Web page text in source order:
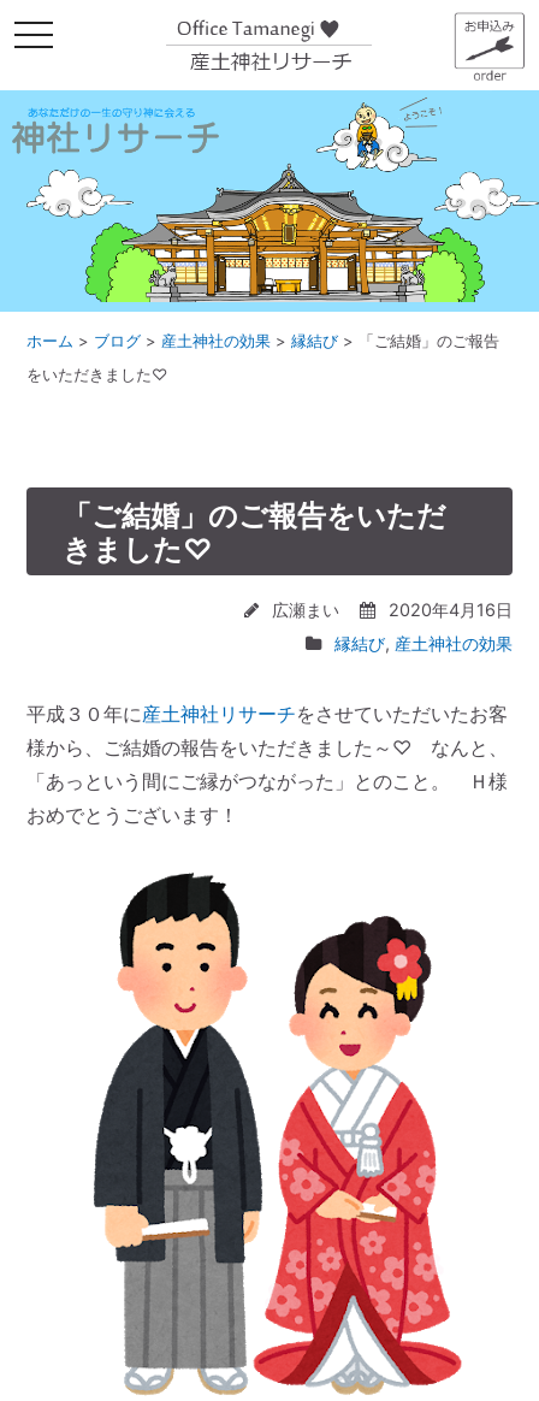
メ
ニ
ー
ホーム > ブログ > 産土神社の効果 >縁結び >
「ご結婚」のご報告
をいただきました♡
「ご結婚」のご報告をいただ
きました♡
広瀬まい
2020年4月16日
縁結び, 産土神社の効果
平成３０年に産土神社リサーチをさせていただいたお客
様から、ご結婚の報告をいただきました～♡ なんと、
「あっという間にご縁がつながった」とのこと。 Ｈ様
おめでとうございます！